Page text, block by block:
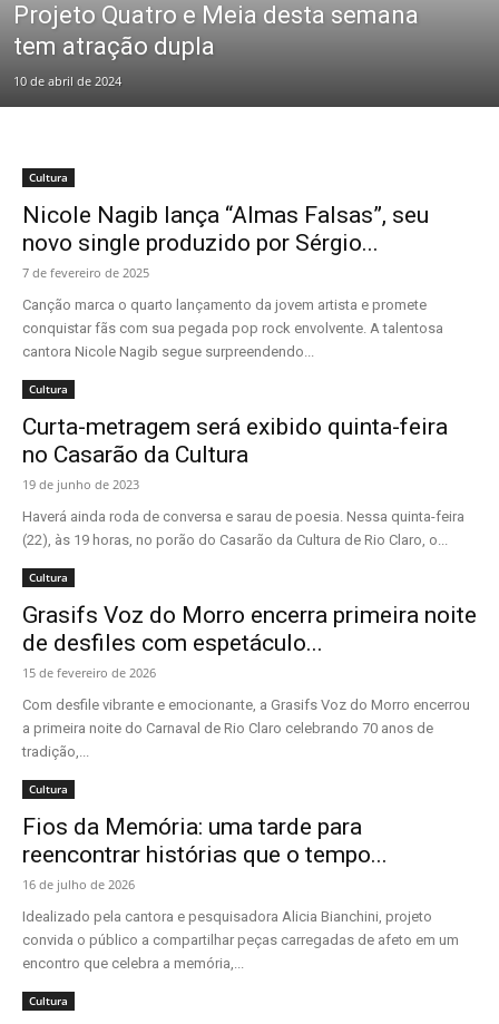
Projeto Quatro e Meia desta semana
tem atração dupla
10 de abril de 2024
Cultura
Nicole Nagib lança “Almas Falsas”, seu
novo single produzido por Sérgio...
7 de fevereiro de 2025
Canção marca o quarto lançamento da jovem artista e promete
conquistar fãs com sua pegada pop rock envolvente. A talentosa
cantora Nicole Nagib segue surpreendendo...
Cultura
Curta-metragem será exibido quinta-feira
no Casarão da Cultura
19 de junho de 2023
Haverá ainda roda de conversa e sarau de poesia. Nessa quinta-feira
(22), às 19 horas, no porão do Casarão da Cultura de Rio Claro, o...
Cultura
Grasifs Voz do Morro encerra primeira noite
de desfiles com espetáculo...
15 de fevereiro de 2026
Com desfile vibrante e emocionante, a Grasifs Voz do Morro encerrou
a primeira noite do Carnaval de Rio Claro celebrando 70 anos de
tradição,...
Cultura
Fios da Memória: uma tarde para
reencontrar histórias que o tempo...
16 de julho de 2026
Idealizado pela cantora e pesquisadora Alicia Bianchini, projeto
convida o público a compartilhar peças carregadas de afeto em um
encontro que celebra a memória,...
Cultura